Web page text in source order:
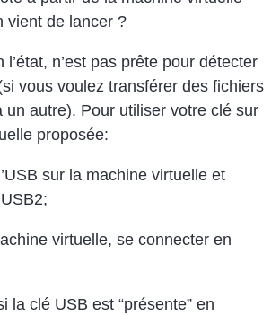
vient de lancer ?
l’état, n’est pas prête pour détecter
vous voulez transférer des fichiers
un autre). Pour utiliser votre clé sur
proposée:
sur la machine virtuelle et
virtuelle, se connecter en
la clé USB est “présente” en